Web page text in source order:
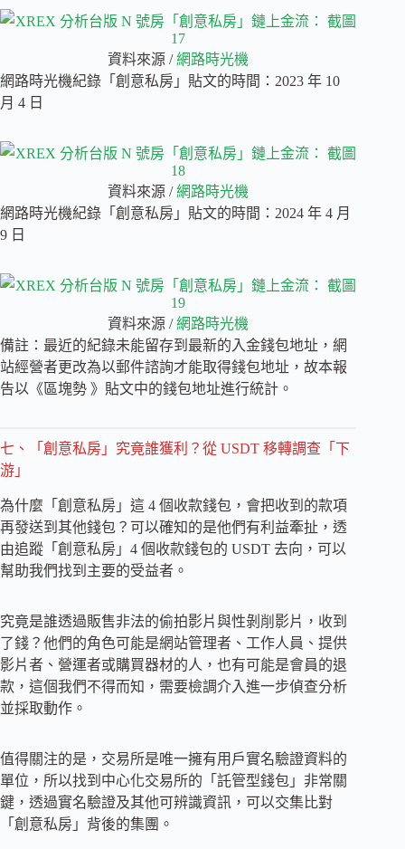
資料來源 /網路時光機
網路時光機紀錄「創意私房」貼文的時間：2023 年 10
月 4 日
資料來源 /網路時光機
網路時光機紀錄「創意私房」貼文的時間：2024 年 4 月
9 日
資料來源 /網路時光機
備註：最近的紀錄未能留存到最新的入金錢包地址，網
站經營者更改為以郵件諮詢才能取得錢包地址，故本報
告以《區塊勢 》貼文中的錢包地址進行統計。
七、「創意私房」究竟誰獲利？從 USDT 移轉調查「下
游」
為什麼「創意私房」這 4 個收款錢包，會把收到的款項
再發送到其他錢包？可以確知的是他們有利益牽扯，透
由追蹤「創意私房」4 個收款錢包的 USDT 去向，可以
幫助我們找到主要的受益者。
究竟是誰透過販售非法的偷拍影片與性剝削影片，收到
了錢？他們的角色可能是網站管理者、工作人員、提供
影片者、營運者或購買器材的人，也有可能是會員的退
款，這個我們不得而知，需要檢調介入進一步偵查分析
並採取動作。
值得關注的是，交易所是唯一擁有用戶實名驗證資料的
單位，所以找到中心化交易所的「託管型錢包」非常關
鍵，透過實名驗證及其他可辨識資訊，可以交集比對
「創意私房」背後的集團。